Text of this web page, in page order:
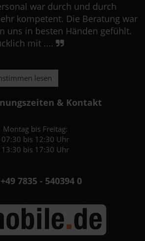
war durch und durch
kompetent. Die Beratung war
uns in besten Händen gefühlt.
mit ....
lesen
& Kontakt
Montag bis Freitag:
07:30 bis 12:30 Uhr
13:30 bis 17:30 Uhr
+49 7835 - 540394 0